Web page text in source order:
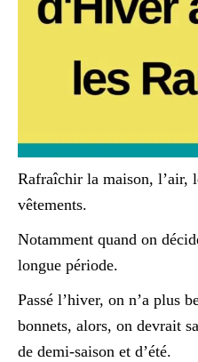
Rafraîchir la maison, l’air,
vêtements.
Notamment quand on
longue période.
Passé l’hiver, on n’a plus
bonnets, alors, on devrait
de demi-saison et d’été.